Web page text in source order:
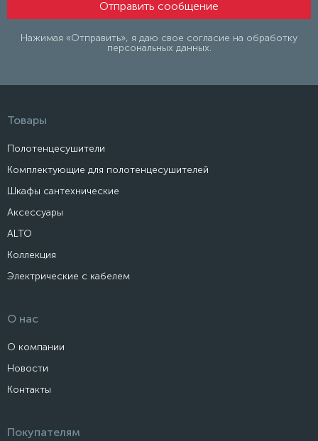
Нажимая «Отправить», я даю свое согласие на обработку
персональных данных.
Товары
Полотенцесушители
Комплектующие для полотенцесушителей
Шкафы сантехнические
Аксессуары
ALTO
Коллекция
Электрические с кабелем
О нас
О компании
Новости
Контакты
Покупателям